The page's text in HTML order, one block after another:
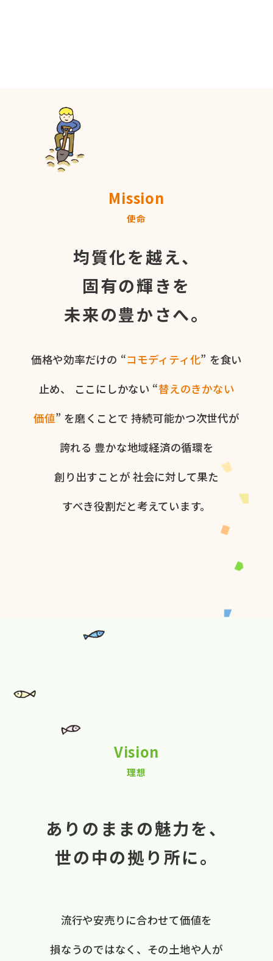
Mission
使命
均質化を越え、
固有の輝きを
未来の豊かさへ。
価格や​効率だけの​ “コモディティ化” を​食い​
止め、
ここに​しかない​ “替えの​きかない​
価値” を​磨く​ことで 持続可能かつ次世代が​
誇れる 豊かな​地域経済の​循環を​
創り出すことが 社会に​対して​果た​
すべき役割だと​考えています。​
Vision
理想
ありのままの魅力を、
世の中の拠り所に。
流行や​安売りに​合わせて​価値を​
損なうのではなく、 ​その​土地や​人が​